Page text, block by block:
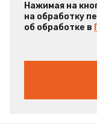
Нажимая на
на обработку
об обработке в